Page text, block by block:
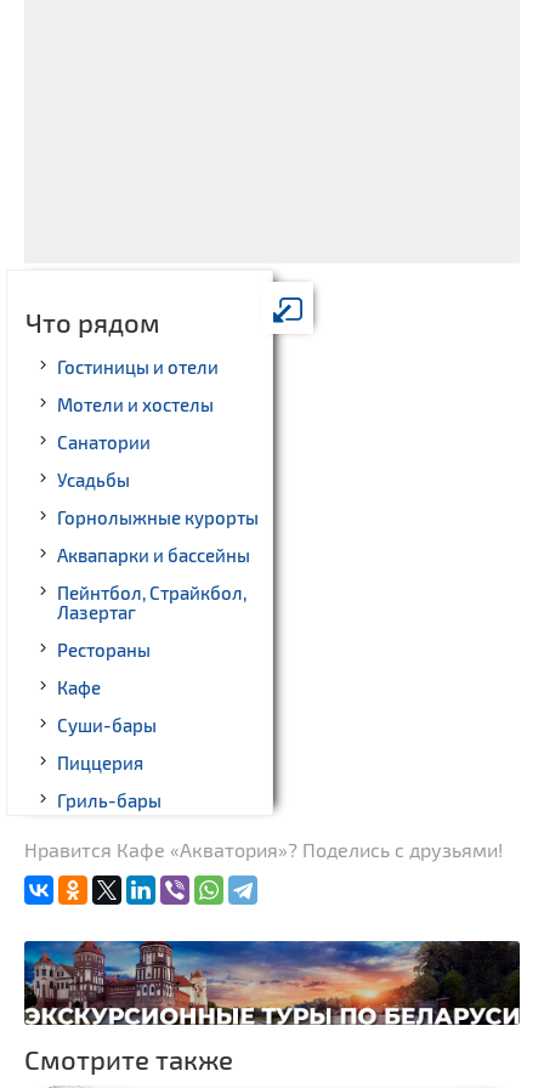
Что рядом
Гостиницы и отели
Мотели и хостелы
Санатории
Усадьбы
Горнолыжные курорты
Аквапарки и бассейны
Пейнтбол, Страйкбол,
Лазертаг
Рестораны
Кафе
Суши-бары
Пиццерия
Гриль-бары
Театры
Боулинг
Бильярд
Казино
Торговые центры,
Нравится Кафе «Акватория»? Поделись с друзьями!
Смотрите также